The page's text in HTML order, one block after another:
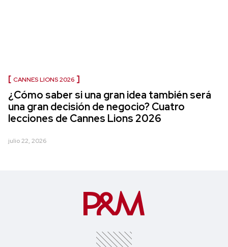
CANNES LIONS 2026
¿Cómo saber si una gran idea también será
una gran decisión de negocio? Cuatro
lecciones de Cannes Lions 2026
julio 22, 2026